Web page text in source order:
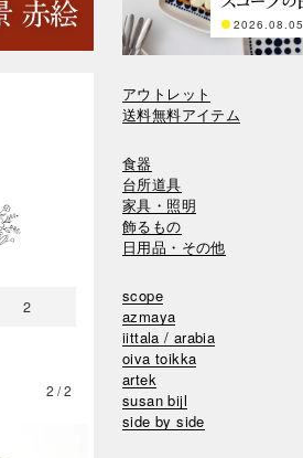
2
2026.08.05
アウトレット
送料無料アイテム
食器
台所道具
家具・照明
飾るもの
日用品・その他
scope
azmaya
iittala / arabia
oiva toikka
artek
susan bijl
side by side